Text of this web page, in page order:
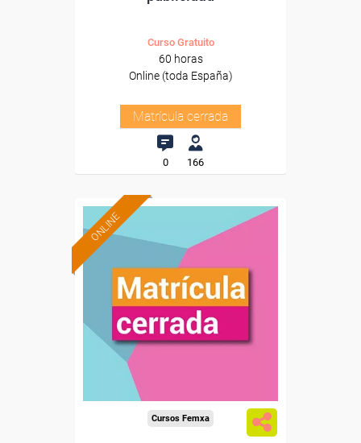
Curso Gratuito
60 horas
Online (toda España)
Matrícula cerrada
0 166
ONLINE
Cursos Femxa